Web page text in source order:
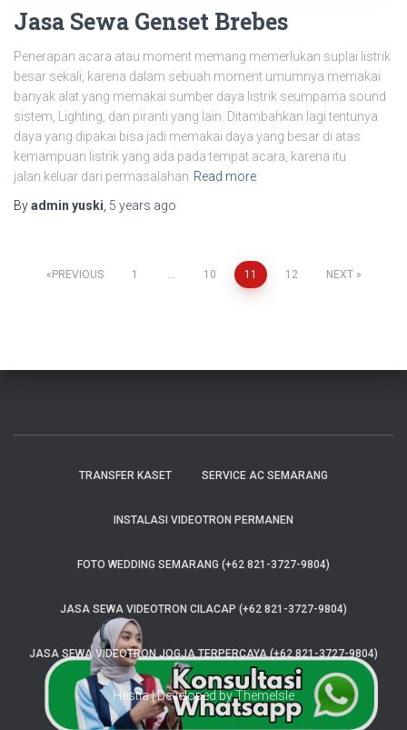
Jasa Sewa Genset Brebes
Penerapan acara atau moment memang memerlukan suplai listrik
besar sekali, karena dalam sebuah moment umumnya memakai
banyak alat yang memakai sumber daya listrik seumpama sound
sistem, Lighting, dan piranti yang lain. Ditambahkan lagi tentunya
daya yang dipakai bisa jadi memakai daya yang besar di atas
kemampuan listrik yang ada pada tempat acara, karena itu
jalan keluar dari permasalahan Read more
Byadmin yuski 5 years ago
PREVIOUS 1 10 11 12 NEXT
TRANSFER KASET SERVICE AC SEMARANG
INSTALASI VIDEOTRON PERMANEN
FOTO WEDDING SEMARANG (+62 821-3727-9804)
JASA SEWA VIDEOTRON CILACAP (+62 821-3727-9804)
JASA SEWA VIDEOTRON JOGJA TERPERCAYA (+62 821-3727-9804)
Hestia | Developed byThemeIsle